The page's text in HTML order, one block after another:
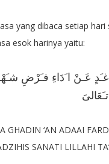
yang dibaca setiap hari
esok harinya yaitu:
عَـنْ ا َدَاءِ فـَرْضِ
GHADIN ‘AN ADAAI
SANATI LILLAHI